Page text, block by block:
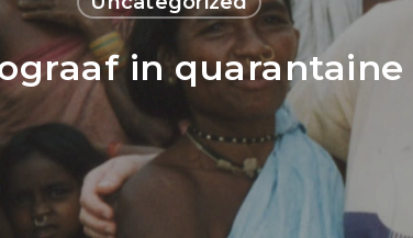
in quarantaine